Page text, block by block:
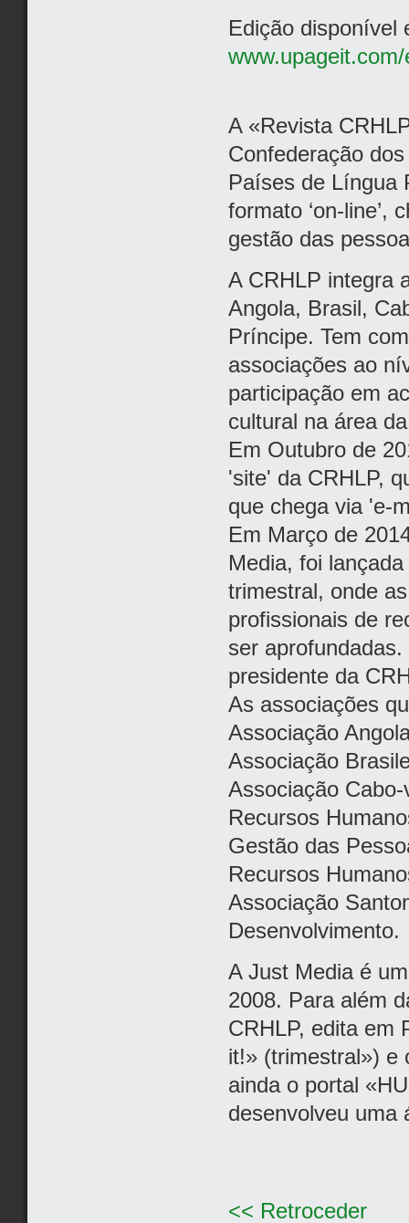
Edição disponível
A «Revista
Confederação
Países de Língua
formato ‘on-line’,
gestão das
A CRHLP integra
Angola, Brasil,
Príncipe. Tem
associações ao
participação em
cultural na área
Em Outubro de
'site' da CRHLP,
que chega via 'e-
Em Março de
Media, foi
trimestral, onde
profissionais de
ser
presidente da
As associações
Associação
Associação
Associação
Recursos
Gestão das
Recursos
Associação
Desenvolvimento.
A Just Media é
2008. Para além
CRHLP, edita em
it!» (trimestral») e
ainda o portal
desenvolveu uma
<< Retroceder